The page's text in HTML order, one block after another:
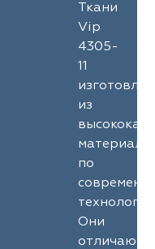
Ткани
Vip
4305-
11
из
по
Они